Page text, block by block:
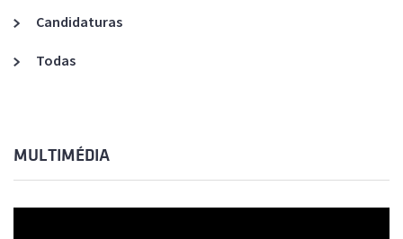
Candidaturas
Todas
MULTIMÉDIA